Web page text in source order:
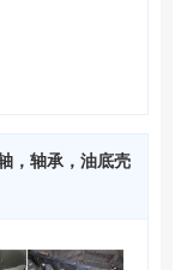
，轴承，油底壳